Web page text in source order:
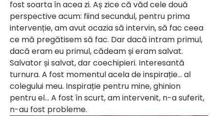
fost soarta în acea zi. Aș zice că văd cele două
perspective acum: fiind secundul, pentru prima
intervenție, am avut ocazia să intervin, să fac ceea
ce mă pregătisem să fac. Dar dacă intram primul,
dacă eram eu primul, cădeam și eram salvat.
Salvator și salvat, dar coechipieri. Interesantă
turnura. A fost momentul acela de inspirație… al
colegului meu. Inspirație pentru mine, ghinion
pentru el… A fost în scurt, am intervenit, n-a suferit,
n-au fost probleme.